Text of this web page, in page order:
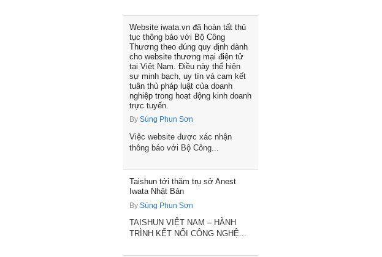
Website iwata.vn đã hoàn tất thủ
tục thông báo với Bộ Công
Thương theo đúng quy định dành
cho website thương mại điện tử
tại Việt Nam. Điều này thể hiện
sự minh bạch, uy tín và cam kết
tuân thủ pháp luật của doanh
nghiệp trong hoạt động kinh doanh
trực tuyến.
By Súng Phun Sơn
Việc website được xác nhận
thông báo với Bộ Công...
Taishun tới thăm trụ sở Anest
Iwata Nhật Bản
By Súng Phun Sơn
TAISHUN VIỆT NAM – HÀNH
TRÌNH KẾT NỐI CÔNG NGHỆ...